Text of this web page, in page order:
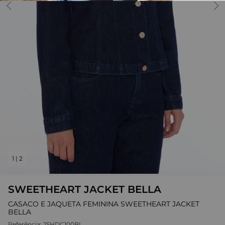
1 | 2
SWEETHEART JACKET BELLA
CASACO E JAQUETA FEMININA SWEETHEART JACKET
BELLA